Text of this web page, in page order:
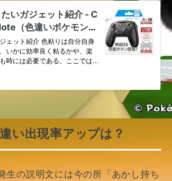
い出現率アップは？
生の説明文には今の所「あかし持ち